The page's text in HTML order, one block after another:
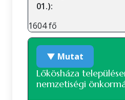
01.):
1604 fő
▼ Mutat
Lőkösháza
nemzetiségi